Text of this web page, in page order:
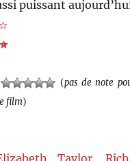
puissant
(pas de note
film)